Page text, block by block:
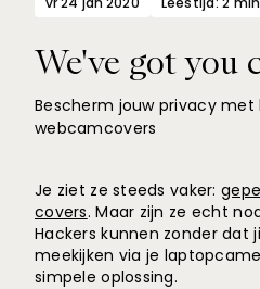
We've got you
Bescherm jouw privacy met
webcamcovers
Je ziet ze steeds vaker:
covers. Maar zijn ze echt
Hackers kunnen zonder dat
meekijken via je
simpele oplossing.